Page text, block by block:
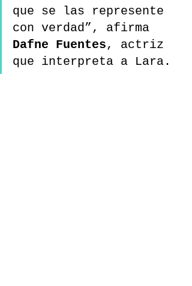
que se las represente
con verdad”, afirma
Dafne Fuentes, actriz
que interpreta a Lara.